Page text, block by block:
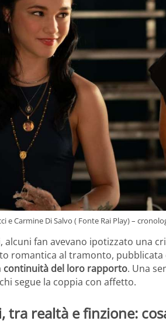
e Carmine Di Salvo ( Fonte Rai Play) –
alcuni fan avevano ipotizzato una
romantica al tramonto,
continuità del loro rapporto. Una
segue la coppia con affetto.
tra realtà e finzione: